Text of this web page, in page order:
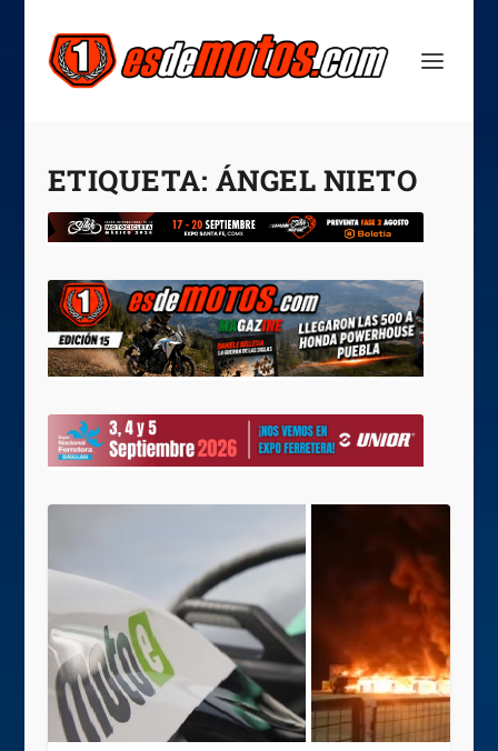
ETIQUETA: ÁNGEL NIETO